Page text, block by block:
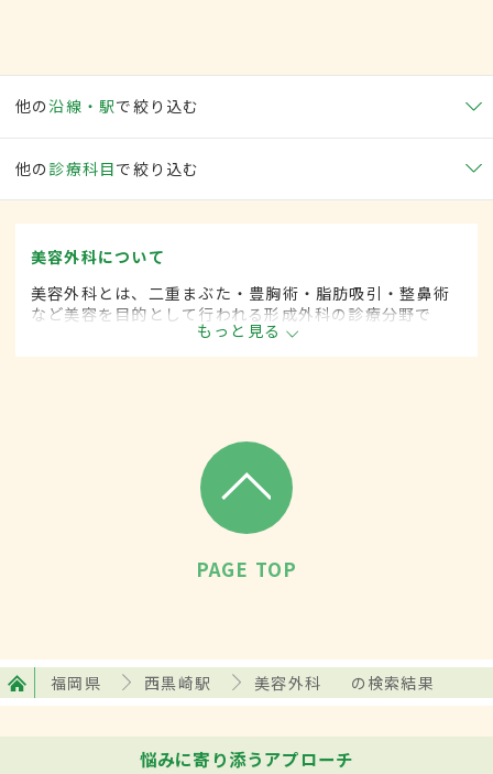
他の沿線・駅で絞り込む
他の 診療科目で絞り込む
美容外科について
美容外科とは、二重まぶた・豊胸術・脂肪吸引・整鼻術
など美容を目的として行われる形成外科の診療分野で
もっと見る
PAGE TOP
福岡県 西黒崎駅 美容外科 の検索結果
悩みに寄り添うアプローチ